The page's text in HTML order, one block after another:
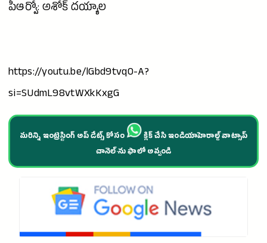
పీఆర్వో: అశోక్దయ్యాల
https://youtu.be/lGbd9tvqO-A?
si=SUdmL98vtWXkKxgG
మరిన్ని ఇంట్రెస్టింగ్ అప్ డేట్స్ కోసం
క్లిక్ చేసి ఇండియాహెరాల్డ్ వాట్సాప్
చానెల్·ను ఫాలో అవ్వండి